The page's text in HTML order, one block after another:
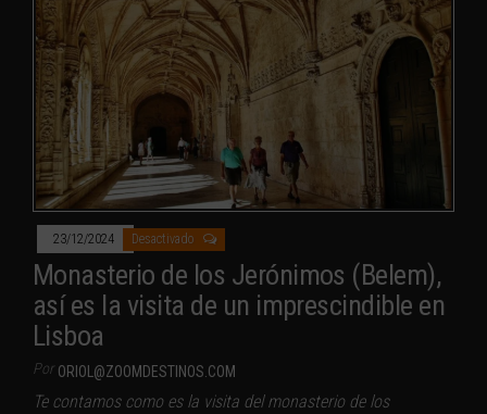
23/12/2024 Desactivado
Monasterio de los Jerónimos (Belem),
así es la visita de un imprescindible en
Lisboa
Por ORIOL@ZOOMDESTINOS.COM
Te contamos como es la visita del monasterio de los